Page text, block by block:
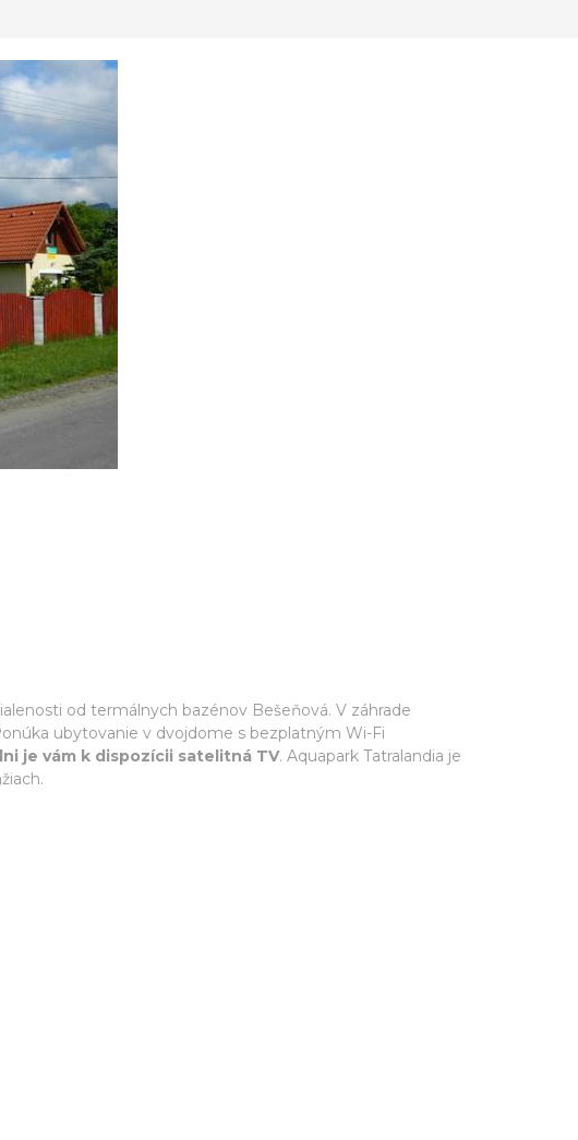
od termálnych bazénov Bešeňová. V záhrade
ubytovanie v dvojdome s bezplatným Wi-Fi
je vám k dispozícii satelitná TV. Aquapark Tatralandia je